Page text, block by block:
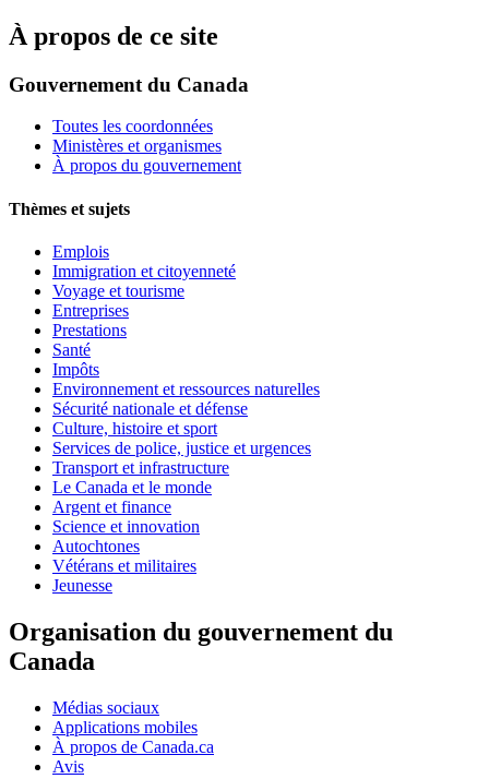
À propos de ce site
Gouvernement du Canada
Toutes les coordonnées
Ministères et organismes
À propos du gouvernement
Thèmes et sujets
Emplois
Immigration et citoyenneté
Voyage et tourisme
Entreprises
Prestations
Santé
Impôts
Environnement et ressources naturelles
Sécurité nationale et défense
Culture, histoire et sport
Services de police, justice et urgences
Transport et infrastructure
Le Canada et le monde
Argent et finance
Science et innovation
Autochtones
Vétérans et militaires
Jeunesse
Organisation du gouvernement du
Canada
Médias sociaux
Applications mobiles
À propos de Canada.ca
Avis